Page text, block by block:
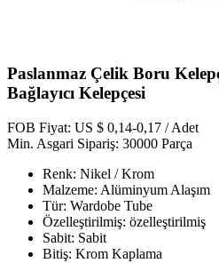
Paslanmaz Çelik Boru
Bağlayıcı Kelepçesi
FOB Fiyat: US $ 0,14-0,17 / Adet
Min. Asgari Sipariş: 30000 Parça
Renk: Nikel / Krom
Malzeme: Alüminyum Alaşım
Tür: Wardobe Tube
Özelleştirilmiş: özelleştirilmiş
Sabit: Sabit
Bitiş: Krom Kaplama